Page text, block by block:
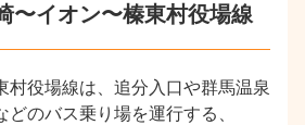
〜イオン〜榛東村役場線
村役場線は、追分入口や群馬温泉
のバス乗り場を運行する、